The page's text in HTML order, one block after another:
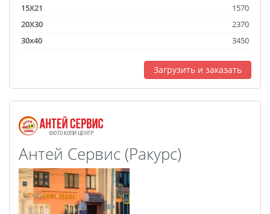
ламинирование
Изготовление баннеров
Оформление картин
багете
Холст на пенокартоне
Фоторама с магнитами
Холст на ДВП
Латексная печать
Фотопечать на
пластике
15X21
1570
20X30
2370
30x40
3450
Загрузить и заказать
Антей Сервис (Ракурс)